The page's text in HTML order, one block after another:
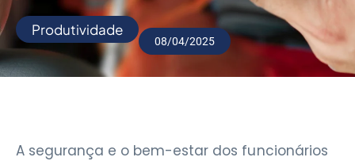
Produtividade
08/04/2025
A segurança e o bem-estar dos funcionários